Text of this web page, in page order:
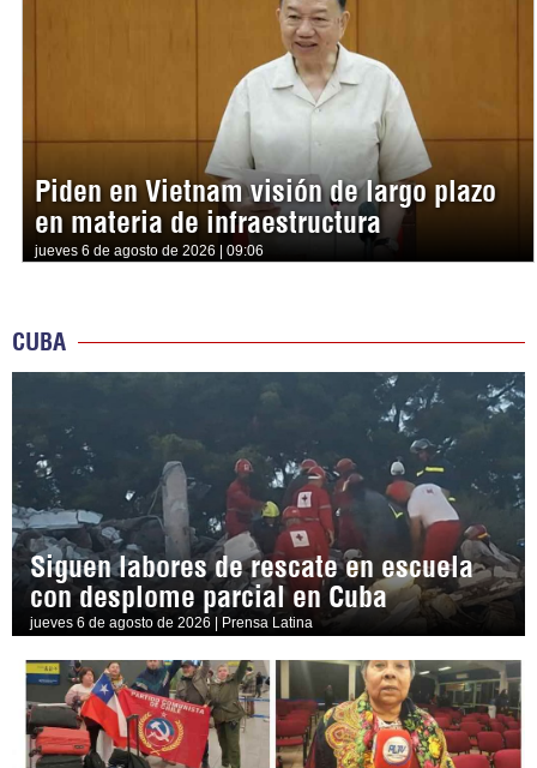
Piden en Vietnam visión de largo plazo
en materia de infraestructura
jueves 6 de agosto de 2026 | 09:06
CUBA
Siguen labores de rescate en escuela
con desplome parcial en Cuba
jueves 6 de agosto de 2026 | Prensa Latina